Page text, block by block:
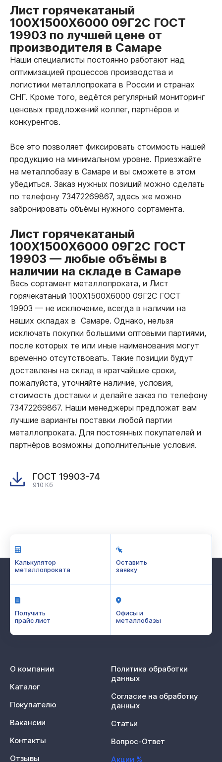
Лист горячекатаный
100Х1500Х6000 09Г2С ГОСТ
19903 по лучшей цене от
производителя в Самаре
Наши специалисты постоянно работают над
оптимизацией процессов производства и
логистики металлопроката в России и странах
СНГ. Кроме того, ведётся регулярный мониторинг
ценовых предложений коллег, партнёров и
конкурентов.
Все это позволяет фиксировать стоимость нашей
продукцию на минимальном уровне. Приезжайте
на металлобазу в Самаре и вы сможете в этом
убедиться. Заказ нужных позиций можно сделать
по телефону 73472269867, здесь же можно
забронировать объёмы нужного сортамента.
Лист горячекатаный
100Х1500Х6000 09Г2С ГОСТ
19903 — любые объёмы в
наличии на складе в Самаре
Весь сортамент металлопроката, и Лист
горячекатаный 100Х1500Х6000 09Г2С ГОСТ
19903 — не исключение, всегда в наличии на
наших складах в Самаре. Однако, нельзя
исключать покупки большими оптовыми партиями,
после которых те или иные наименования могут
временно отсутствовать. Такие позиции будут
доставлены на склад в кратчайшие сроки,
пожалуйста, уточняйте наличие, условия,
стоимость доставки и делайте заказ по телефону
73472269867. Наши менеджеры предложат вам
лучшие варианты поставки любой партии
металлопроката. Для постоянных покупателей и
партнёров возможны дополнительные условия.
ГОСТ 19903-74
910 Кб
Калькулятор
металлопроката
Оставить
заявку
Получить
прайс лист
Офисы и
металлобазы
О компании
Каталог
Покупателю
Вакансии
Контакты
Отзывы
Политика обработки
данных
Согласие на обработку
данных
Статьи
Вопрос-Ответ
Акции %